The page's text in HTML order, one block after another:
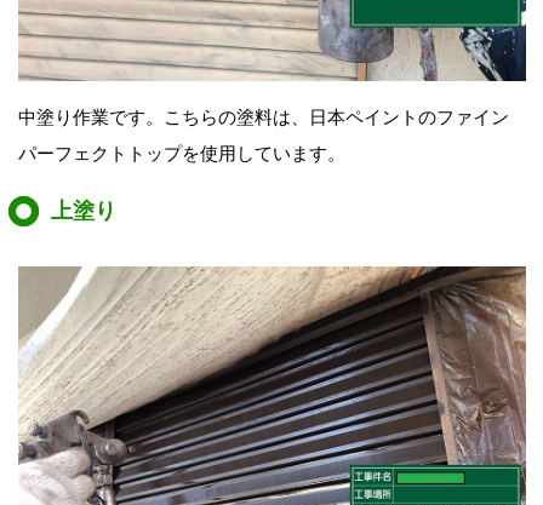
中塗り作業です。 こちらの塗料は、日本ペイントのファイン
パーフェクトトップを使用しています。
上塗り